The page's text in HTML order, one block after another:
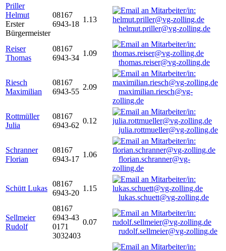
Priller
Helmut
Erster
Bürgermeister
08167
6943-18
1.13
helmut.priller@vg-zolling.de
Reiser
Thomas
08167
6943-34
1.09
thomas.reiser@vg-zolling.de
Riesch
Maximilian
08167
6943-55
2.09
maximilian.riesch@vg-
zolling.de
Rottmüller
Julia
08167
6943-62
0.12
julia.rottmueller@vg-zolling.de
Schranner
Florian
08167
6943-17
1.06
florian.schranner@vg-
zolling.de
Schütt Lukas
08167
6943-20
1.15
lukas.schuett@vg-zolling.de
Sellmeier
Rudolf
08167
6943-43
0171
3032403
0.07
rudolf.sellmeier@vg-zolling.de